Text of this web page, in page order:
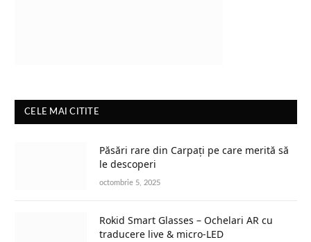
CELE MAI CITITE
Păsări rare din Carpați pe care merită să
le descoperi
octombrie 5, 2025
Rokid Smart Glasses – Ochelari AR cu
traducere live & micro-LED